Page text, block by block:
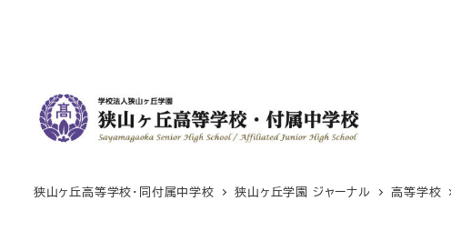
狭山ヶ丘高等学校・同付属中学校 狭山ヶ丘学園 ジャーナル 高等学校